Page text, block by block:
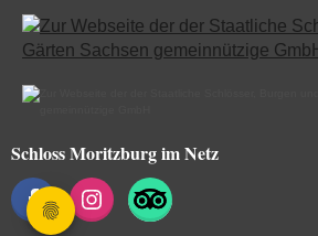
Schloss Moritzburg im Netz